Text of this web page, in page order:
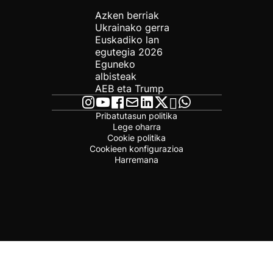
Azken berriak
Ukrainako gerra
Euskadiko lan
egutegia 2026
Eguneko
albisteak
AEB eta Trump
Pribatutasun politika
Lege oharra
Cookie politika
Cookieen konfigurazioa
Harremana